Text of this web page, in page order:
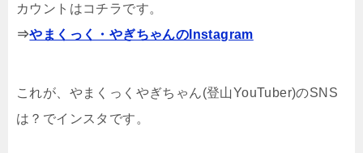
カウントはコチラです。
⇒やまくっく・やぎちゃんのInstagram
これが、やまくっくやぎちゃん(登山YouTuber)のSNS
は？でインスタです。